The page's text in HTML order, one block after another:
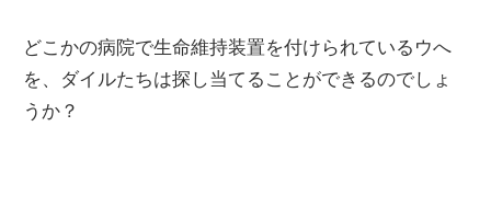
どこかの病院で生命維持装置を付けられているウへ
を、ダイルたちは探し当てることができるのでしょ
うか？